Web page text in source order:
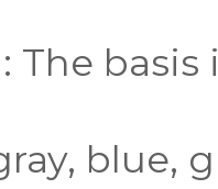
The
blue,